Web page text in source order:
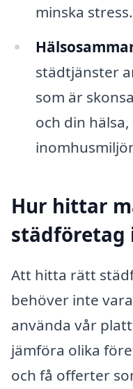
minska stress.
städtjänster
som är
och din
Hur hittar
städföretag
Att hitta rätt
behöver inte
använda vår
jämföra olika
och få offerter